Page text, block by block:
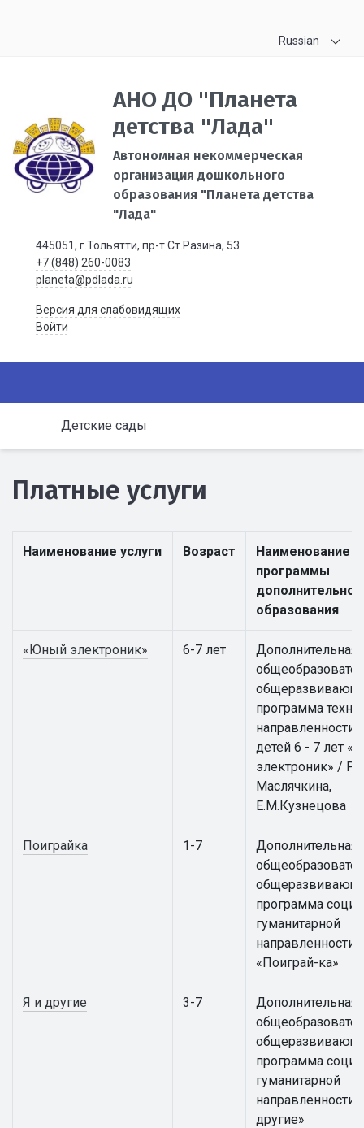
Russian
АНО ДО "Планета
детства "Лада"
Автономная некоммерческая
организация дошкольного
образования "Планета детства
"Лада"
445051, г.Тольятти, пр-т Ст.Разина, 53
+7 (848) 260-0083
planeta@pdlada.ru
Версия для слабовидящих
Войти
Детские сады
Платные услуги
Наименование услуги Возраст
Наименование
программы
образования
«Юный электроник» 6-7 лет
Дополнительная
программа
направленности
детей 6 - 7 лет
электроник» /
Маслячкина,
Е.М.Кузнецова
Поиграйка 1-7
Дополнительная
программа
гуманитарной
направленности
«Поиграй-ка»
Я и другие 3-7
Дополнительная
программа
гуманитарной
направленности
другие»